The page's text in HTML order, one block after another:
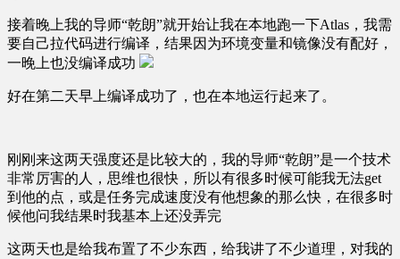
接着晚上我的导师“乾朗”就开始让我在本地跑一下Atlas，我需
要自己拉代码进行编译，结果因为环境变量和镜像没有配好，
一晚上也没编译成功
好在第二天早上编译成功了，也在本地运行起来了。
刚刚来这两天强度还是比较大的，我的导师“乾朗”是一个技术
非常厉害的人，思维也很快，所以有很多时候可能我无法get
到他的点，或是任务完成速度没有他想象的那么快，在很多时
候他问我结果时我基本上还没弄完
这两天也是给我布置了不少东西，给我讲了不少道理，对我的